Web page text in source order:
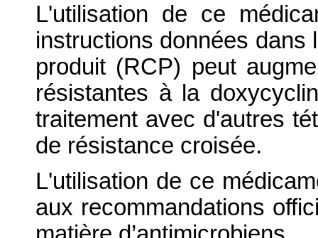
L'utilisation de ce
instructions données dans
produit (RCP) peut
résistantes à la
traitement avec d'autres
de résistance croisée.
L'utilisation de ce
aux recommandations